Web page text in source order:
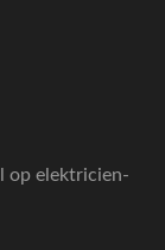
op elektricien-